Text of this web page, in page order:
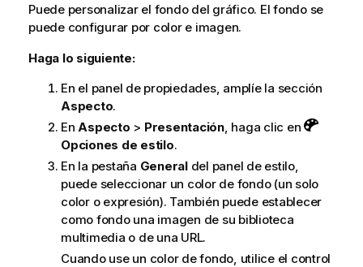
Puede personalizar el fondo del gráfico. El fondo se
puede configurar por color e imagen.
Haga lo siguiente:
En el panel de propiedades, amplíe la sección
Aspecto.
En Aspecto > Presentación, haga clic en
Opciones de estilo.
En la pestaña Generaldel panel de estilo,
puede seleccionar un color de fondo (un solo
color o expresión). También puede establecer
como fondo una imagen de su biblioteca
multimedia o de una URL.
Cuando use un color de fondo, utilice el control